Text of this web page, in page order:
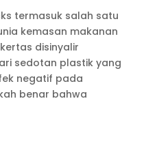
termasuk salah satu
kemasan makanan
disinyalir
sedotan plastik yang
negatif pada
benar bahwa